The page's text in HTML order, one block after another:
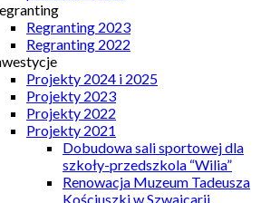
Regranting 2023
Regranting 2022
Projekty 2024 i 2025
Projekty 2023
Projekty 2022
Projekty 2021
Dobudowa sali sportowej dla
szkoły-przedszkola “Wilia”
Renowacja Muzeum Tadeusza
Kościuszki w Szwajcarii